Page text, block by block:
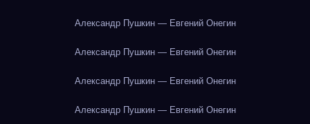
Александр Пушкин — Евгений Онегин
Александр Пушкин — Евгений Онегин
Александр Пушкин — Евгений Онегин
Александр Пушкин — Евгений Онегин